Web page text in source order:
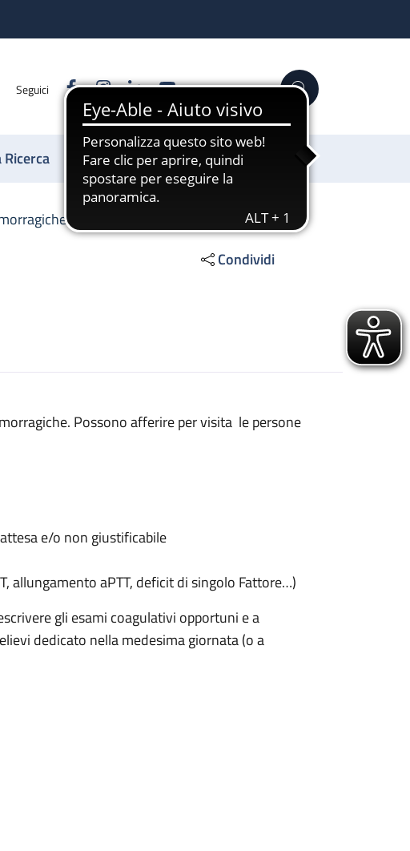
Seguici FacebookInstagram
LinkedinYouTube Cerca
Ricerca Sostienici
Condividi
Possono afferire per visita le persone
e/o non giustificabile
allungamento aPTT, deficit di singolo Fattore…)
gli esami coagulativi opportuni e a
dedicato nella medesima giornata (o a